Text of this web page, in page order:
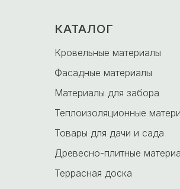
КАТАЛОГ
Кровельные материалы
Фасадные материалы
Материалы для забора
Теплоизоляционные
Товары для дачи и сада
Древесно-плитные
Террасная доска